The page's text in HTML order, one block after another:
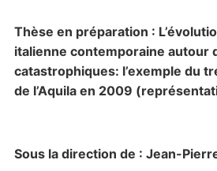
Thèse en préparation :
italienne contemporaine autour
catastrophiques: l’exemple du
de l’Aquila en 2009
Sous la direction de : Jean-